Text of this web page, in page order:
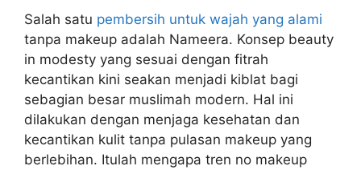
Salah satu pembersih untuk wajah yang alami
tanpa makeup adalah Nameera. Konsep beauty
in modesty yang sesuai dengan fitrah
kecantikan kini seakan menjadi kiblat bagi
sebagian besar muslimah modern. Hal ini
dilakukan dengan menjaga kesehatan dan
kecantikan kulit tanpa pulasan makeup yang
berlebihan. Itulah mengapa tren no makeup